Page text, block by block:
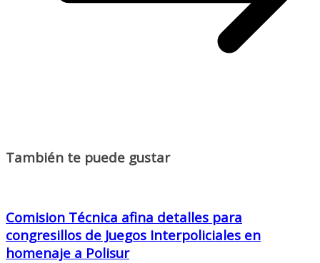
También te puede gustar
Comision Técnica afina detalles para
congresillos de Juegos Interpoliciales en
homenaje a Polisur